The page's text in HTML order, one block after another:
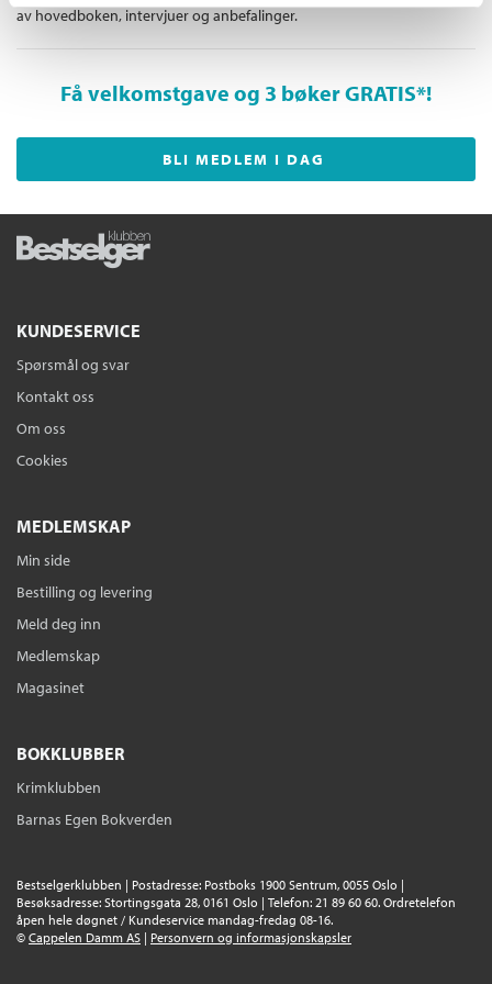
av hovedboken, intervjuer og anbefalinger.
Få velkomstgave og 3 bøker GRATIS*!
BLI MEDLEM I DAG
KUNDESERVICE
Spørsmål og svar
Kontakt oss
Om oss
Cookies
MEDLEMSKAP
Min side
Bestilling og levering
Meld deg inn
Medlemskap
Magasinet
BOKKLUBBER
Krimklubben
Barnas Egen Bokverden
Bestselgerklubben | Postadresse: Postboks 1900 Sentrum, 0055 Oslo |
Besøksadresse: Stortingsgata 28, 0161 Oslo | Telefon: 21 89 60 60. Ordretelefon
åpen hele døgnet / Kundeservice mandag-fredag 08-16.
© Cappelen Damm AS | Personvern og informasjonskapsler